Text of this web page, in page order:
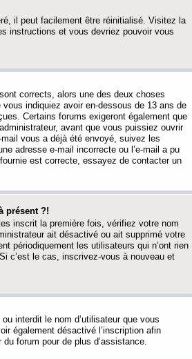
il peut facilement être réinitialisé. Visitez la
instructions et vous devriez pouvoir vous
corrects, alors une des deux choses
indiquiez avoir en-dessous de 13 ans de
Certains forums exigeront également que
avant que vous puissiez ouvrir
vous a déjà été envoyé, suivez les
adresse e-mail incorrecte ou l’e-mail a pu
est correcte, essayez de contacter un
présent ?!
inscrit la première fois, vérifiez votre nom
ait désactivé ou ait supprimé votre
périodiquement les utilisateurs qui n’ont rien
c’est le cas, inscrivez-vous à nouveau et
interdit le nom d’utilisateur que vous
également désactivé l’inscription afin
forum pour de plus d’assistance.